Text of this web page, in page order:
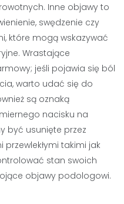
Inne objawy to
swędzenie czy
które mogą wskazywać
Wrastające
jeśli pojawia się ból
warto udać się do
są oznaką
nacisku na
być usunięte przez
takimi jak
stan swoich
objawy podologowi.